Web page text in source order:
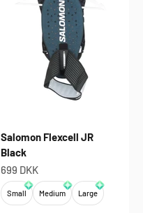
Salomon Flexcell JR
Black
Salgspris
699 DKK
Small Medium Large